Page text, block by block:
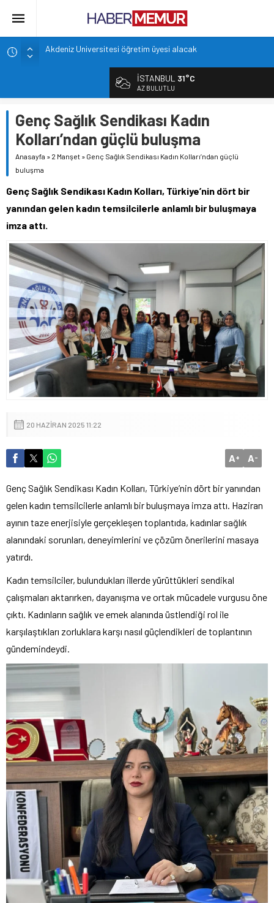
Akdeniz Üniversitesi öğretim üyesi alacak
Orta Doğu Teknik Üniversitesi öğretim üyesi alacak
Cumhurbaşkanı Başdanışmanı Saral’dan müjde: Yeni
öğretmen atamaları yolda
PMYO, 2026-2027 Öğretim Döneminde 3.250 Öğrenci
Alacak
Emekliye Müjde! Maaş Fark Ödemeleri Başlıyor.
İSTANBUL 31°C
AZ BULUTLU
Genç Sağlık Sendikası Kadın
Kolları’ndan güçlü buluşma
Anasayfa » 2 Manşet » Genç Sağlık Sendikası Kadın Kolları’ndan güçlü
buluşma
Genç Sağlık Sendikası Kadın Kolları, Türkiye’nin dört bir
yanından gelen kadın temsilcilerle anlamlı bir buluşmaya
imza attı.
20 HAZIRAN 2025 11:22
A+ A-
Genç Sağlık Sendikası Kadın Kolları, Türkiye’nin dört bir yanından
gelen kadın temsilcilerle anlamlı bir buluşmaya imza attı. Haziran
ayının taze enerjisiyle gerçekleşen toplantıda, kadınlar sağlık
alanındaki sorunları, deneyimlerini ve çözüm önerilerini masaya
yatırdı.
Kadın temsilciler, bulundukları illerde yürüttükleri sendikal
çalışmaları aktarırken, dayanışma ve ortak mücadele vurgusu öne
çıktı. Kadınların sağlık ve emek alanında üstlendiği rol ile
karşılaştıkları zorluklara karşı nasıl güçlendikleri de toplantının
gündemindeydi.